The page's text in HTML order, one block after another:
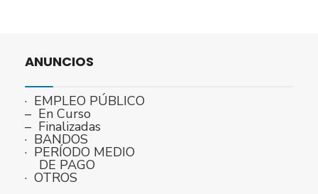
ANUNCIOS
· EMPLEO PÚBLICO
– En Curso
– Finalizadas
· BANDOS
· PERÍODO MEDIO
DE PAGO
· OTROS